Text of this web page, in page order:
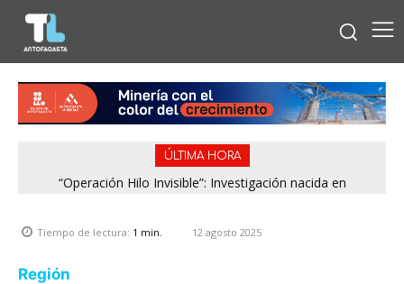
ÚLTIMA HORA
“Operación Hilo Invisible”: Investigación nacida en
Tiempo de lectura: 1 min. 12 agosto 2025
Región